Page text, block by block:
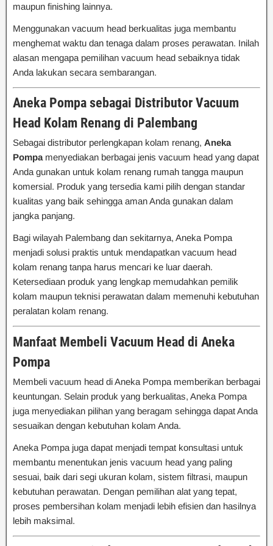
maupun finishing lainnya.
Menggunakan vacuum head berkualitas juga membantu
menghemat waktu dan tenaga dalam proses perawatan. Inilah
alasan mengapa pemilihan vacuum head sebaiknya tidak
Anda lakukan secara sembarangan.
Aneka Pompa sebagai Distributor Vacuum
Head Kolam Renang di Palembang
Sebagai distributor perlengkapan kolam renang, Aneka
Pompa menyediakan berbagai jenis vacuum head yang dapat
Anda gunakan untuk kolam renang rumah tangga maupun
komersial. Produk yang tersedia kami pilih dengan standar
kualitas yang baik sehingga aman Anda gunakan dalam
jangka panjang.
Bagi wilayah Palembang dan sekitarnya, Aneka Pompa
menjadi solusi praktis untuk mendapatkan vacuum head
kolam renang tanpa harus mencari ke luar daerah.
Ketersediaan produk yang lengkap memudahkan pemilik
kolam maupun teknisi perawatan dalam memenuhi kebutuhan
peralatan kolam renang.
Manfaat Membeli Vacuum Head di Aneka
Pompa
Membeli vacuum head di Aneka Pompa memberikan berbagai
keuntungan. Selain produk yang berkualitas, Aneka Pompa
juga menyediakan pilihan yang beragam sehingga dapat Anda
sesuaikan dengan kebutuhan kolam Anda.
Aneka Pompa juga dapat menjadi tempat konsultasi untuk
membantu menentukan jenis vacuum head yang paling
sesuai, baik dari segi ukuran kolam, sistem filtrasi, maupun
kebutuhan perawatan. Dengan pemilihan alat yang tepat,
proses pembersihan kolam menjadi lebih efisien dan hasilnya
lebih maksimal.